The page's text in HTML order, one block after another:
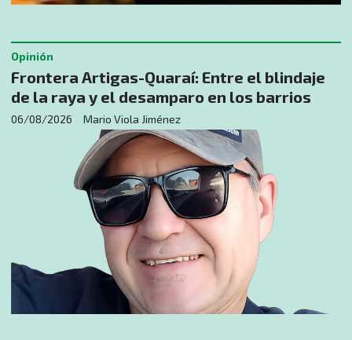
​Frontera Artigas-Quaraí: Entre el blindaje
de la raya y el desamparo en los barrios
Mario Viola Jiménez
Opinión
06/08/2026